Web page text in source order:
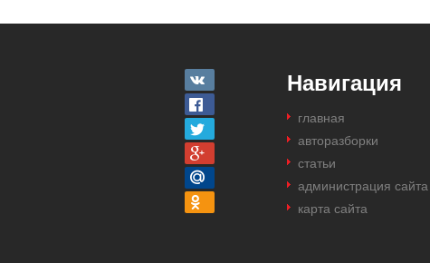
Навигация
главная
авторазборки
статьи
администрация сайта
карта сайта